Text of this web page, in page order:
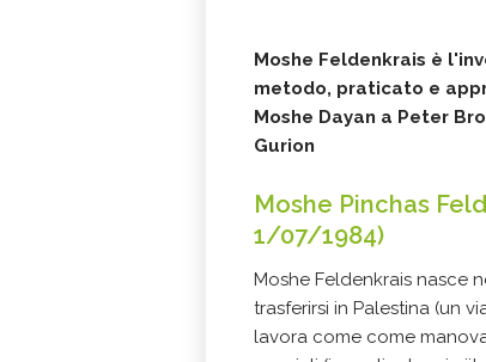
Moshe Feldenkrais è
metodo, praticato e
Moshe Dayan a Peter
Gurion
Moshe Pinchas
1/07/1984)
Moshe Feldenkrais nasce
trasferirsi in Palestina (un
lavora come come